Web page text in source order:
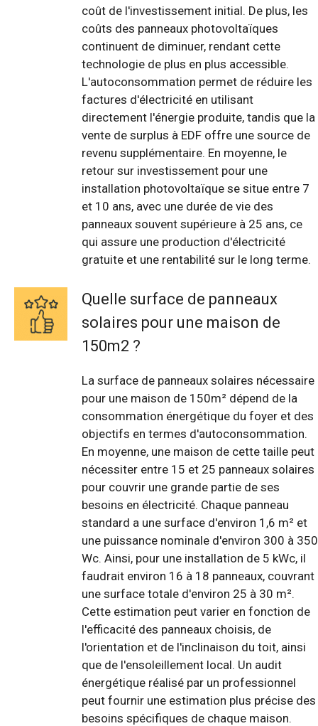
coût de l'investissement initial. De plus, les
coûts des panneaux photovoltaïques
continuent de diminuer, rendant cette
technologie de plus en plus accessible.
L'autoconsommation permet de réduire les
factures d'électricité en utilisant
directement l'énergie produite, tandis que la
vente de surplus à EDF offre une source de
revenu supplémentaire. En moyenne, le
retour sur investissement pour une
installation photovoltaïque se situe entre 7
et 10 ans, avec une durée de vie des
panneaux souvent supérieure à 25 ans, ce
qui assure une production d'électricité
gratuite et une rentabilité sur le long terme.
Quelle surface de panneaux
solaires pour une maison de
150m2 ?
La surface de panneaux solaires nécessaire
pour une maison de 150m² dépend de la
consommation énergétique du foyer et des
objectifs en termes d'autoconsommation.
En moyenne, une maison de cette taille peut
nécessiter entre 15 et 25 panneaux solaires
pour couvrir une grande partie de ses
besoins en électricité. Chaque panneau
standard a une surface d'environ 1,6 m² et
une puissance nominale d'environ 300 à 350
Wc. Ainsi, pour une installation de 5 kWc, il
faudrait environ 16 à 18 panneaux, couvrant
une surface totale d'environ 25 à 30 m².
Cette estimation peut varier en fonction de
l'efficacité des panneaux choisis, de
l'orientation et de l'inclinaison du toit, ainsi
que de l'ensoleillement local. Un audit
énergétique réalisé par un professionnel
peut fournir une estimation plus précise des
besoins spécifiques de chaque maison.